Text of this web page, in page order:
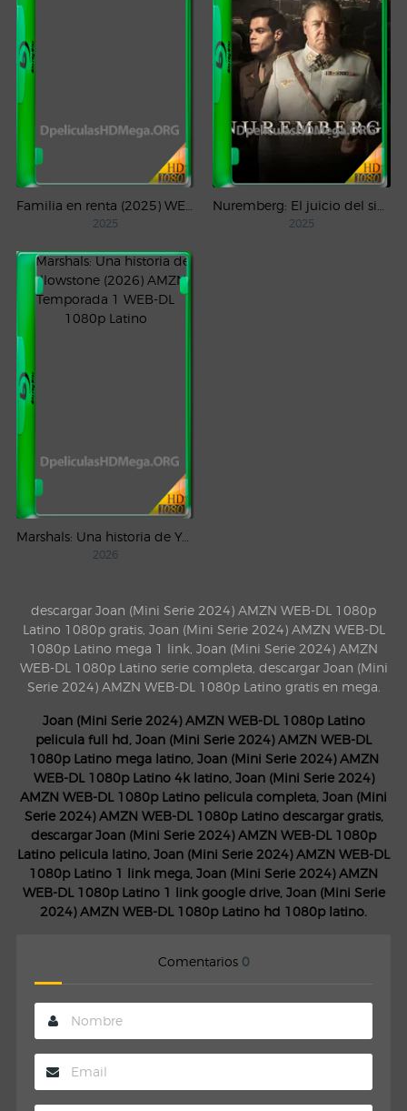
2025 2025
Marshals: Una historia de Yellowstone (2026) AMZN Temporada 1 WEB-DL 1080p Latino
2026
descargar Joan (Mini Serie 2024) AMZN WEB-DL 1080p
Latino 1080p gratis, Joan (Mini Serie 2024) AMZN WEB-DL
1080p Latino mega 1 link, Joan (Mini Serie 2024) AMZN
WEB-DL 1080p Latino serie completa, descargar Joan (Mini
Serie 2024) AMZN WEB-DL 1080p Latino gratis en mega.
Joan (Mini Serie 2024) AMZN WEB-DL 1080p Latino
pelicula full hd, Joan (Mini Serie 2024) AMZN WEB-DL
1080p Latino mega latino, Joan (Mini Serie 2024) AMZN
WEB-DL 1080p Latino 4k latino, Joan (Mini Serie 2024)
AMZN WEB-DL 1080p Latino pelicula completa, Joan (Mini
Serie 2024) AMZN WEB-DL 1080p Latino descargar gratis,
descargar Joan (Mini Serie 2024) AMZN WEB-DL 1080p
Latino pelicula latino, Joan (Mini Serie 2024) AMZN WEB-DL
1080p Latino 1 link mega, Joan (Mini Serie 2024) AMZN
WEB-DL 1080p Latino 1 link google drive, Joan (Mini Serie
2024) AMZN WEB-DL 1080p Latino hd 1080p latino.
Comentarios 0